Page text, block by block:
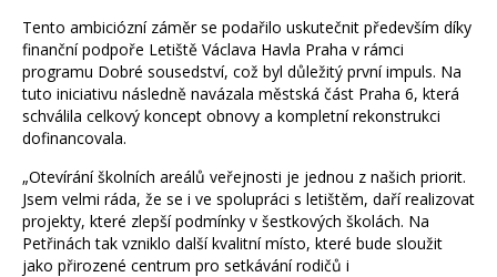
Tento ambiciózní záměr se podařilo uskutečnit především díky
finanční podpoře Letiště Václava Havla Praha v rámci
programu Dobré sousedství, což byl důležitý první impuls. Na
tuto iniciativu následně navázala městská část Praha 6, která
schválila celkový koncept obnovy a kompletní rekonstrukci
dofinancovala.
„Otevírání školních areálů veřejnosti je jednou z našich priorit.
Jsem velmi ráda, že se i ve spolupráci s letištěm, daří realizovat
projekty, které zlepší podmínky v šestkových školách. Na
Petřinách tak vzniklo další kvalitní místo, které bude sloužit
jako přirozené centrum pro setkávání rodičů i